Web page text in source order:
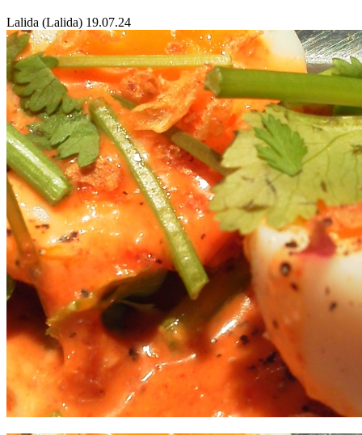
Lalida (Lalida) 19.07.24